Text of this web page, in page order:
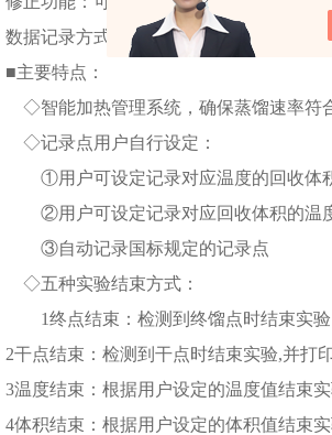
数据记录方式：温度体积、体积温度、温
■主要特点：
◇智能加热管理系统，确保蒸馏速率符
◇记录点用户自行设定：
①用户可设定记录对应温度的回收体
②用户可设定记录对应回收体积的温
③自动记录国标规定的记录点
◇五种实验结束方式：
1终点结束：检测到终馏点时结束实验
2干点结束：检测到干点时结束实验,并打
3温度结束：根据用户设定的温度值结束
4体积结束：根据用户设定的体积值结束